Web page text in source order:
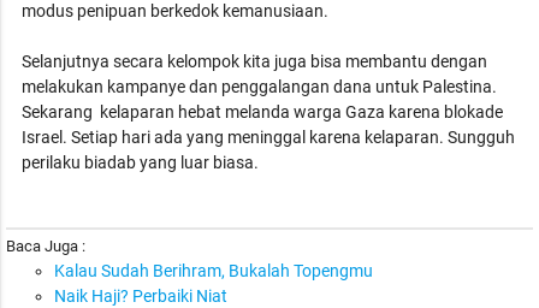
modus penipuan berkedok kemanusiaan.
Selanjutnya secara kelompok kita juga bisa membantu dengan
melakukan kampanye dan penggalangan dana untuk Palestina.
Sekarang kelaparan hebat melanda warga Gaza karena blokade
Israel. Setiap hari ada yang meninggal karena kelaparan. Sungguh
perilaku biadab yang luar biasa.
Baca Juga :
Kalau Sudah Berihram, Bukalah Topengmu
Naik Haji? Perbaiki Niat